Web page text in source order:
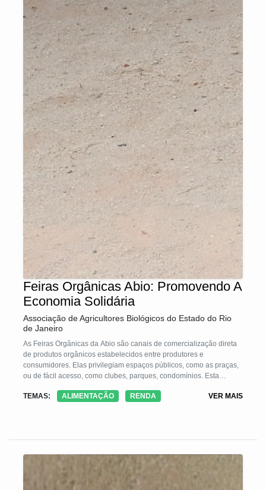
Feiras Orgânicas Abio: Promovendo A
Economia Solidária
Associação de Agricultores Biológicos do Estado do Rio
de Janeiro
As Feiras Orgânicas da Abio são canais de comercialização direta
de produtos orgânicos estabelecidos entre produtores e
consumidores. Elas privilegiam espaços públicos, como as praças,
ou de fácil acesso, como clubes, parques, condomínios. Esta
familiares, individualmente ou organizados em Grupos de
população a um alimento livre de produtos químicos e, portanto,
em dias da semana preestabelecidos
TEMAS: ALIMENTAÇÃO RENDA VER MAIS